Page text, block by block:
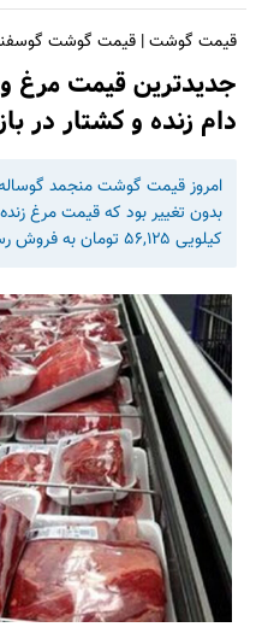
قیمت گوشت | قیمت گوشت
جدیدترین قیمت مرغ
دام زنده و کشتار در
امروز قیمت گوشت منجمد گوساله
بدون تغییر بود که قیمت مرغ
کیلویی ۵۶,۱۲۵ تومان به فروش رسید.